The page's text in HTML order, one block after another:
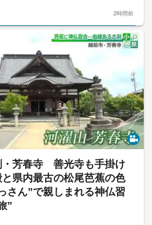
2時間前
・芳春寺 善光寺も手掛け
県内最古の松尾芭蕉の色
ん”で親しまれる神仏習
”